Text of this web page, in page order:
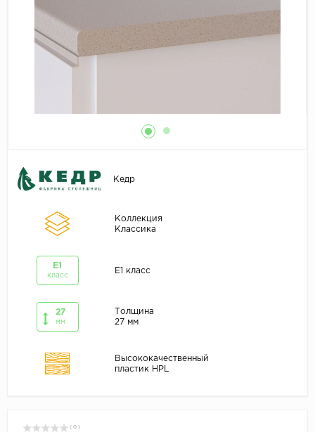
Кедр
Коллекция
Классика
E1
класс
E1 класс
27
мм
Толщина
27 мм
Высококачественный
пластик HPL
( 0 )